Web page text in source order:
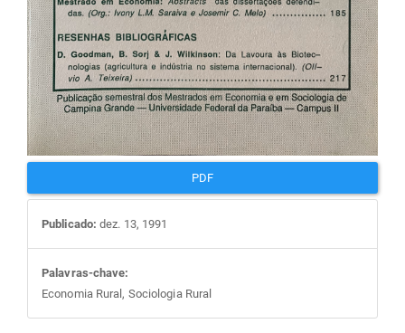
PDF
Publicado: dez. 13, 1991
Palavras-chave:
Economia Rural, Sociologia Rural